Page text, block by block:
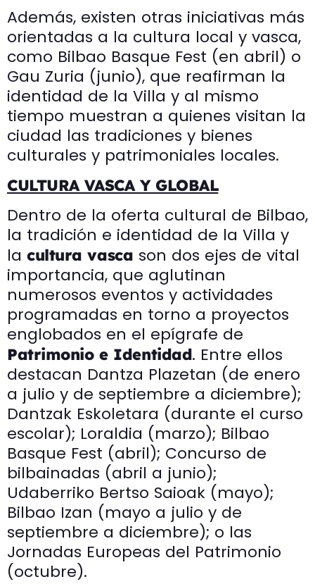
Además, existen otras iniciativas más
orientadas a la cultura local y vasca,
como Bilbao Basque Fest (en abril) o
Gau Zuria (junio), que reafirman la
identidad de la Villa y al mismo
tiempo muestran a quienes visitan la
ciudad las tradiciones y bienes
culturales y patrimoniales locales.
CULTURA VASCA Y GLOBAL
Dentro de la oferta cultural de Bilbao,
la tradición e identidad de la Villa y
la cultura vasca son dos ejes de vital
importancia, que aglutinan
numerosos eventos y actividades
programadas en torno a proyectos
englobados en el epígrafe de
Patrimonio e Identidad. Entre ellos
destacan Dantza Plazetan (de enero
a julio y de septiembre a diciembre);
Dantzak Eskoletara (durante el curso
escolar); Loraldia (marzo); Bilbao
Basque Fest (abril); Concurso de
bilbainadas (abril a junio);
Udaberriko Bertso Saioak (mayo);
Bilbao Izan (mayo a julio y de
septiembre a diciembre); o las
Jornadas Europeas del Patrimonio
(octubre).